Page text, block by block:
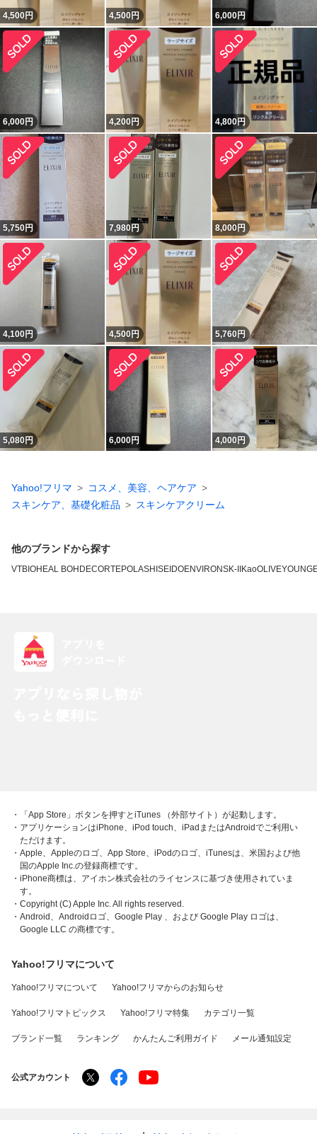
4,500円 4,500円 6,000円
6,000円 4,200円 4,800円
5,750円 7,980円 8,000円
4,100円 4,500円 5,760円
5,080円 6,000円 4,000円
Yahoo!フリマ
コスメ、美容、ヘアケア
スキンケア、基礎化粧品
スキンケアクリーム
他のブランドから探す
VTBIOHEAL BOH DECORTEPOLASHISEIDOENVIRONSK-II KaoOLIVEYOUNG
・「App Store」ボタンを押すとiTunes （外部サイト）が起動します。
・アプリケーションはiPhone、iPod touch、iPadまたはAndroidでご利用い
ただけます。
・Apple、Appleのロゴ、App Store、iPodのロゴ、iTunesは、米国および他
国のApple Inc.の登録商標です。
・iPhone商標は、アイホン株式会社のライセンスに基づき使用されていま
す。
・Copyright (C) Apple Inc. All rights reserved.
・Android、Androidロゴ、Google Play 、および Google Play ロゴは、
Google LLC の商標です。
Yahoo!フリマについて
Yahoo!フリマについて Yahoo!フリマからのお知らせ
Yahoo!フリマトピックス Yahoo!フリマ特集 カテゴリ一覧
ブランド一覧 ランキング かんたんご利用ガイド メール通知設定
公式アカウント